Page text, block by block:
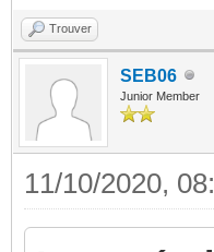
Trouver
SEB06
Junior Member
11/10/2020,